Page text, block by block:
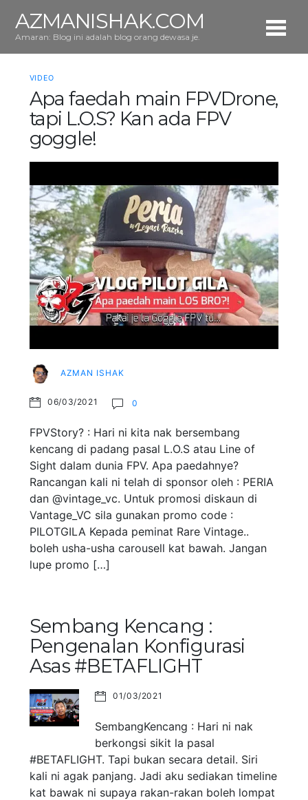
AZMANISHAK.COM
Amaran: Blog ini adalah blog orang dewasa je.
VIDEO
Apa faedah main FPVDrone,
tapi L.O.S? Kan ada FPV
goggle!
AZMAN ISHAK
06/03/2021 0
FPVStory? : Hari ni kita nak bersembang
kencang di padang pasal L.O.S atau Line of
Sight dalam dunia FPV. Apa paedahnye?
Rancangan kali ni telah di sponsor oleh : PERIA
dan @vintage_vc. Untuk promosi diskaun di
Vantage_VC sila gunakan promo code :
PILOTGILA Kepada peminat Rare Vintage..
boleh usha-usha carousell kat bawah. Jangan
lupe promo […]
Sembang Kencang :
Pengenalan Konfigurasi
Asas #BETAFLIGHT
01/03/2021
SembangKencang : Hari ni nak
berkongsi sikit la pasal
#BETAFLIGHT. Tapi bukan secara detail. Siri
kali ni agak panjang. Jadi aku sediakan timeline
kat bawak ni supaya rakan-rakan boleh lompat